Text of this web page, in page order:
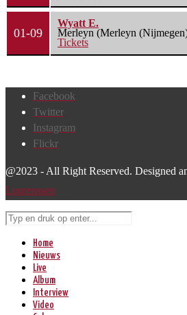
01-09
Wyatt E.
Merleyn (Merleyn
Tickets
Facebook
Twitter
Instagram
Flickr
@2023 - All Right Reserved. Designed
Lourenssen
Home
Nieuws
Live
Album
Interview
Video